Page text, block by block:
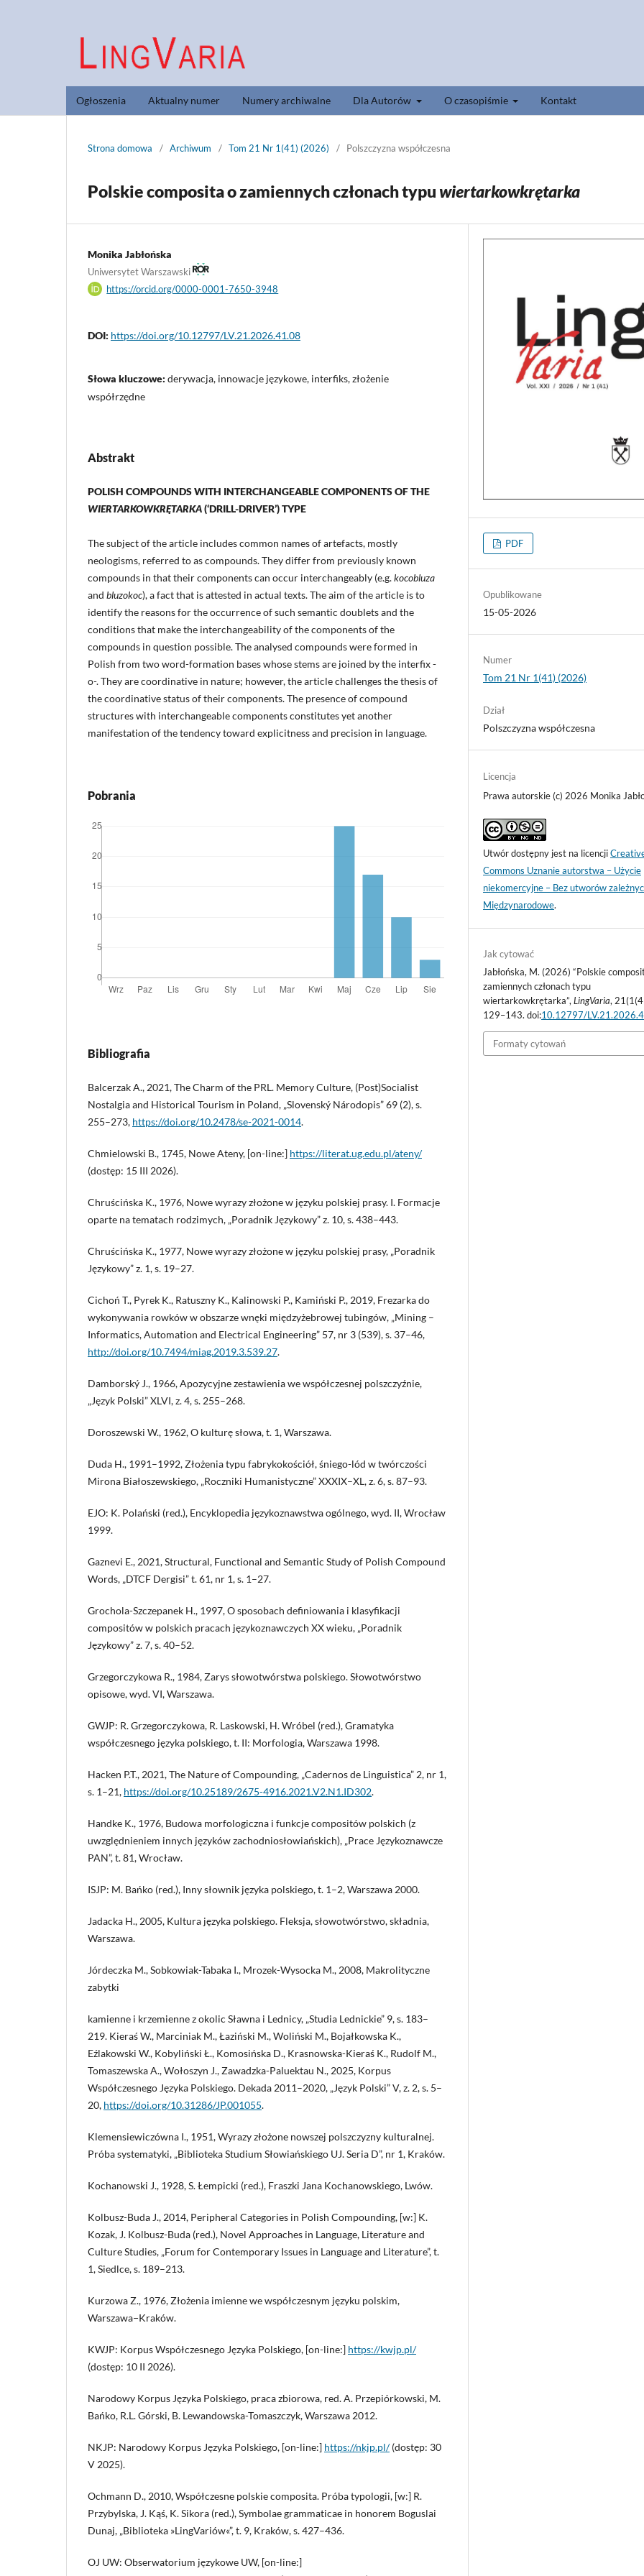
Ogłoszenia Aktualny numer Numery archiwalne Dla Autorów O czasopiśmie Kontakt
Strona domowa / Archiwum / Tom 21 Nr 1(41) (2026) / Polszczyzna współczesna
Polskie composita o zamiennych członach typu wiertarkowkrętarka
Monika Jabłońska
Uniwersytet Warszawski
https://orcid.org/0000-0001-7650-3948
DOI: https://doi.org/10.12797/LV.21.2026.41.08
Słowa kluczowe: derywacja, innowacje językowe, interfiks, złożenie
współrzędne
Abstrakt
POLISH COMPOUNDS WITH INTERCHANGEABLE COMPONENTSOF THE
WIERTARKOWKRĘTARKA(‘DRILL-DRIVER’) TYPE
The subject of the article includes common names of artefacts, mostly
neologisms, referred to as compounds. They differ from previously known
compounds in that their components can occur interchangeably (e.g.kocobluza
and bluzokoc), a fact that is attested in actual texts. The aim of the article is to
identify the reasons for the occurrence of such semantic doublets and the
conditions that make the interchangeability of the components of the
compounds in question possible. The analysed compounds were formed in
Polish from two word-formation bases whose stems are joined by the interfix -
o-. They are coordinative in nature; however, the article challenges the thesis of
the coordinative status of their components. The presence of compound
structures with interchangeable components constitutes yet another
manifestation of the tendency toward explicitness and precision in language.
Pobrania
Bibliografia
Balcerzak A., 2021, The Charm of the PRL. Memory Culture, (Post)Socialist
Nostalgia and Historical Tourism in Poland, „Slovenský Národopis” 69 (2), s.
255–273, https://doi.org/10.2478/se-2021-0014.
Chmielowski B., 1745, Nowe Ateny, [on-line:] https://literat.ug.edu.pl/ateny/
(dostęp: 15 III 2026).
Chruścińska K., 1976, Nowe wyrazy złożone w języku polskiej prasy. I. Formacje
oparte na tematach rodzimych, „Poradnik Językowy” z. 10, s. 438–443.
Chruścińska K., 1977, Nowe wyrazy złożone w języku polskiej prasy, „Poradnik
Językowy” z. 1, s. 19–27.
Cichoń T., Pyrek K., Ratuszny K., Kalinowski P., Kamiński P., 2019, Frezarka do
wykonywania rowków w obszarze wnęki międzyżebrowej tubingów, „Mining –
Informatics, Automation and Electrical Engineering” 57, nr 3 (539), s. 37–46,
http://doi.org/10.7494/miag.2019.3.539.27.
Damborský J., 1966, Apozycyjne zestawienia we współczesnej polszczyźnie,
„Język Polski” XLVI, z. 4, s. 255–268.
Doroszewski W., 1962, O kulturę słowa, t. 1, Warszawa.
Duda H., 1991–1992, Złożenia typu fabrykokościół, śniego-lód w twórczości
Mirona Białoszewskiego, „Roczniki Humanistyczne” XXXIX–XL, z. 6, s. 87–93.
EJO: K. Polański (red.), Encyklopedia językoznawstwa ogólnego, wyd. II, Wrocław
1999.
Gaznevi E., 2021, Structural, Functional and Semantic Study of Polish Compound
Words, „DTCF Dergisi” t. 61, nr 1, s. 1–27.
Grochola-Szczepanek H., 1997, O sposobach definiowania i klasyfikacji
compositów w polskich pracach językoznawczych XX wieku, „Poradnik
Językowy” z. 7, s. 40–52.
Grzegorczykowa R., 1984, Zarys słowotwórstwa polskiego. Słowotwórstwo
opisowe, wyd. VI, Warszawa.
GWJP: R. Grzegorczykowa, R. Laskowski, H. Wróbel (red.), Gramatyka
współczesnego języka polskiego, t. II: Morfologia, Warszawa 1998.
Hacken P.T., 2021, The Nature of Compounding, „Cadernos de Linguistica” 2, nr 1,
s. 1–21, https://doi.org/10.25189/2675-4916.2021.V2.N1.ID302.
Handke K., 1976, Budowa morfologiczna i funkcje compositów polskich (z
uwzględnieniem innych języków zachodniosłowiańskich), „Prace Językoznawcze
PAN”, t. 81, Wrocław.
ISJP: M. Bańko (red.), Inny słownik języka polskiego, t. 1–2, Warszawa 2000.
Jadacka H., 2005, Kultura języka polskiego. Fleksja, słowotwórstwo, składnia,
Warszawa.
Jórdeczka M., Sobkowiak-Tabaka I., Mrozek-Wysocka M., 2008, Makrolityczne
zabytki
kamienne i krzemienne z okolic Sławna i Lednicy, „Studia Lednickie” 9, s. 183–
219. Kieraś W., Marciniak M., Łaziński M., Woliński M., Bojałkowska K.,
Eźlakowski W., Kobyliński Ł., Komosińska D., Krasnowska-Kieraś K., Rudolf M.,
Tomaszewska A., Wołoszyn J., Zawadzka-Paluektau N., 2025, Korpus
Współczesnego Języka Polskiego. Dekada 2011–2020, „Język Polski” V, z. 2, s. 5–
20, https://doi.org/10.31286/JP.001055.
Klemensiewiczówna I., 1951, Wyrazy złożone nowszej polszczyzny kulturalnej.
Próba systematyki, „Biblioteka Studium Słowiańskiego UJ. Seria D”, nr 1, Kraków.
Kochanowski J., 1928, S. Łempicki (red.), Fraszki Jana Kochanowskiego, Lwów.
Kolbusz-Buda J., 2014, Peripheral Categories in Polish Compounding, [w:] K.
Kozak, J. Kolbusz-Buda (red.), Novel Approaches in Language, Literature and
Culture Studies, „Forum for Contemporary Issues in Language and Literature”, t.
1, Siedlce, s. 189–213.
Kurzowa Z., 1976, Złożenia imienne we współczesnym języku polskim,
Warszawa−Kraków.
KWJP: Korpus Współczesnego Języka Polskiego, [on-line:] https://kwjp.pl/
(dostęp: 10 II 2026).
Narodowy Korpus Języka Polskiego, praca zbiorowa, red. A. Przepiórkowski, M.
Bańko, R.L. Górski, B. Lewandowska-Tomaszczyk, Warszawa 2012.
NKJP: Narodowy Korpus Języka Polskiego, [on-line:] https://nkjp.pl/(dostęp: 30
V 2025).
Ochmann D., 2010, Współczesne polskie composita. Próba typologii, [w:] R.
Przybylska, J. Kąś, K. Sikora (red.), Symbolae grammaticae in honorem Boguslai
Dunaj, „Biblioteka »LingVariów«”, t. 9, Kraków, s. 427–436.
OJ UW: Obserwatorium językowe UW, [on-line:]
PDF
Opublikowane
15-05-2026
Numer
Tom 21 Nr 1(41) (2026)
Dział
Polszczyzna współczesna
Licencja
Prawa autorskie (c) 2026 Monika
Utwór dostępny jest na licencji
Commons Uznanie autorstwa – Użycie
niekomercyjne – Bez utworów
Międzynarodowe.
Jak cytować
Jabłońska, M. (2026) “Polskie
zamiennych członach typu
wiertarkowkrętarka”,LingVaria,
129–143. doi:10.12797/
Formaty cytowań